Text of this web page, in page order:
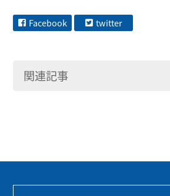
Facebook twitter
関連記事